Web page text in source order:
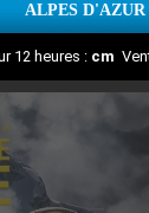
ALPES D'AZUR
12 heures : cm